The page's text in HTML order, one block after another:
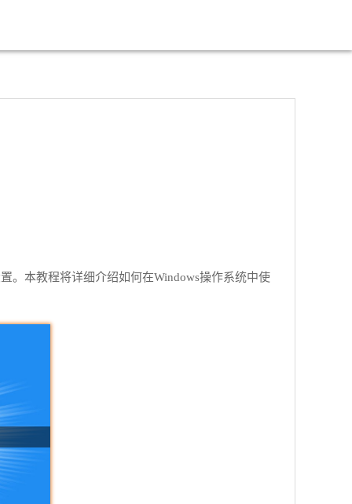
。本教程将详细介绍如何在Windows操作系统中使